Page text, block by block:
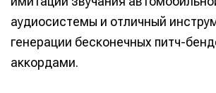
аудиосистемы и отличный
генерации бесконечных питч-
аккордами.